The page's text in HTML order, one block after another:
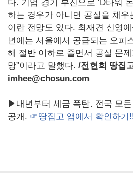
다. 기업 경기 부진으로 ‘D타워
하는 경우가 아니면 공실을 채우
이란 전망도 있다. 최재견 신영
년에는 서울에서 공급되는 오피
해 절반 이하로 줄면서 공실 문
망”이라고 말했다. /전현희 땅집
imhee@chosun.com
▶내년부터 세금 폭탄. 전국 모
공개. ☞땅집고 앱에서 확인하기